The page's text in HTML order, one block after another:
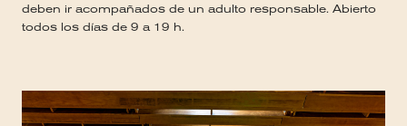
deben ir acompañados de un adulto responsable. Abierto
todos los días de 9 a 19 h.